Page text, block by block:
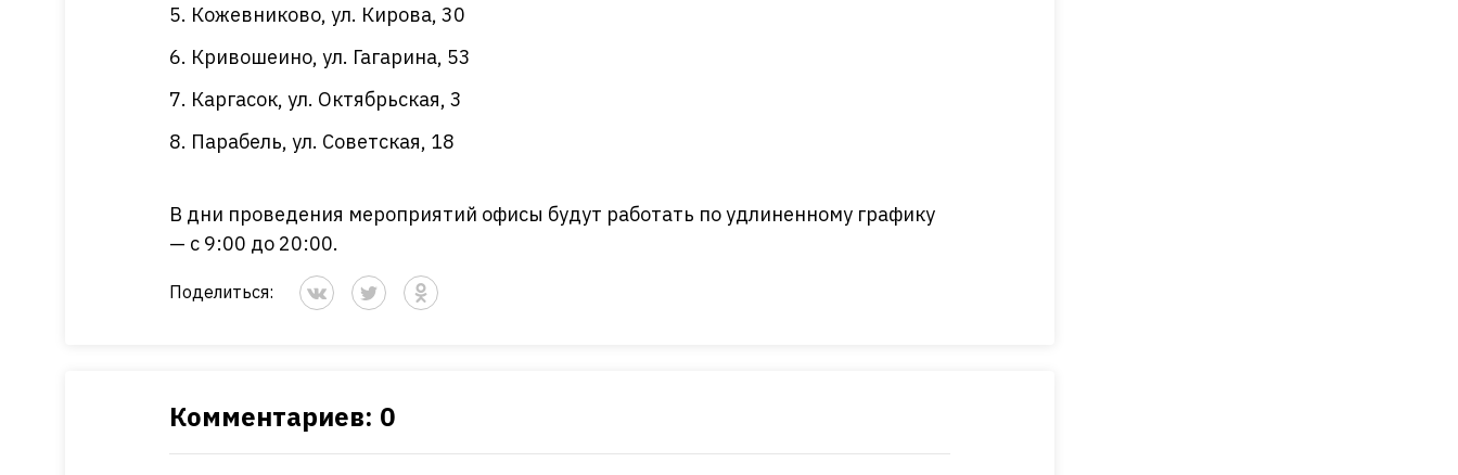
Кожевниково, ул. Кирова, 30
Кривошеино, ул. Гагарина, 53
Каргасок, ул. Октябрьская, 3
Парабель, ул. Советская, 18
В дни проведения мероприятий офисы будут работать по удлиненному графику
— с 9:00 до 20:00.
Поделиться:
Комментариев: 0